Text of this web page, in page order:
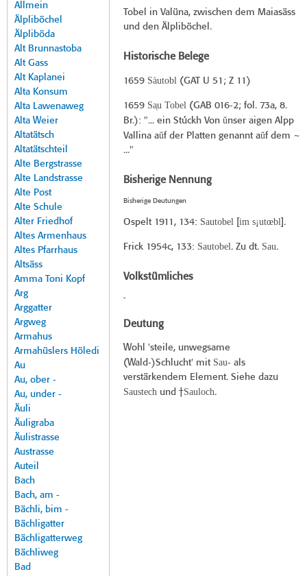
Allmein
Älpliböchel
Älpliböda
Alt Brunnastoba
Alt Gass
Alt Kaplanei
Alta Konsum
Alta Lawenaweg
Alta Weier
Altatätsch
Altatätschteil
Alte Bergstrasse
Alte Landstrasse
Alte Post
Alte Schule
Alter Friedhof
Altes Armenhaus
Altes Pfarrhaus
Altsäss
Amma Toni Kopf
Arg
Arggatter
Argweg
Armahus
Armahüslers Höledi
Au
Au, ober -
Au, under -
Äuli
Äuligraba
Äulistrasse
Austrasse
Auteil
Bach
Bach, am -
Bächli, bim -
Bächligatter
Bächligatterweg
Bächliweg
Bad
Tobel in Valüna, zwischen dem Maiasäss
und den Älpliböchel.
Historische Belege
1659 Sàutobl(GAT U 51 ; Z 11)
1659 Sa̜u Tobel(GAB 016-2; fol. 73a, 8.
Br.): "... ein Stúckh Von ǔnser aigen Alpp
Vallina aǔf der Platten genannt aǔf dem ~
..."
Bisherige Nennung
Bisherige Deutungen
Ospelt 1911 , 134: Sautobel[ im s¡utœbl].
Frick 1954c, 133: Sautobel. Zu dt. Sau.
Volkstümliches
-
Deutung
Wohl 'steile, unwegsame
(Wald-)Schlucht' mit Sau-als
verstärkendem Element. Siehe dazu
Saustechund †Sauloch.